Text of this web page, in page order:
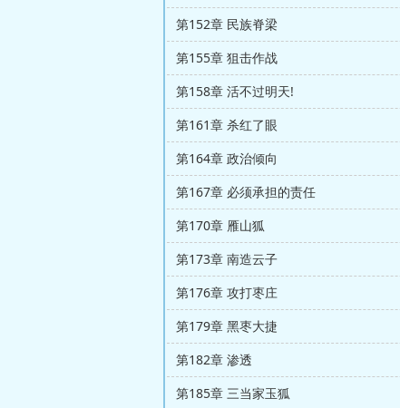
第152章 民族脊梁
第155章 狙击作战
第158章 活不过明天!
第161章 杀红了眼
第164章 政治倾向
第167章 必须承担的责任
第170章 雁山狐
第173章 南造云子
第176章 攻打枣庄
第179章 黑枣大捷
第182章 渗透
第185章 三当家玉狐